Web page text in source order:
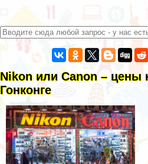
Nikon или Canon – цены
Гонконге